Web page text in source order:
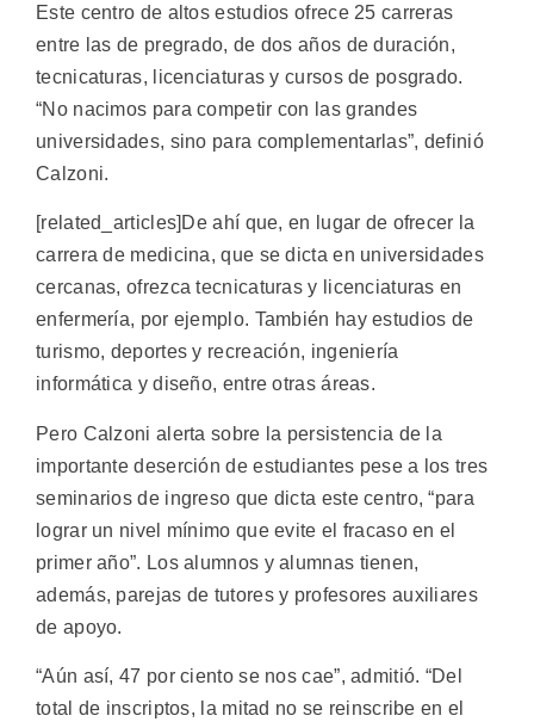
Este centro de altos estudios ofrece 25 carreras
entre las de pregrado, de dos años de duración,
tecnicaturas, licenciaturas y cursos de posgrado.
“No nacimos para competir con las grandes
universidades, sino para complementarlas”, definió
Calzoni.
[related_articles]De ahí que, en lugar de ofrecer la
carrera de medicina, que se dicta en universidades
cercanas, ofrezca tecnicaturas y licenciaturas en
enfermería, por ejemplo. También hay estudios de
turismo, deportes y recreación, ingeniería
informática y diseño, entre otras áreas.
Pero Calzoni alerta sobre la persistencia de la
importante deserción de estudiantes pese a los tres
seminarios de ingreso que dicta este centro, “para
lograr un nivel mínimo que evite el fracaso en el
primer año”. Los alumnos y alumnas tienen,
además, parejas de tutores y profesores auxiliares
de apoyo.
“Aún así, 47 por ciento se nos cae”, admitió. “Del
total de inscriptos, la mitad no se reinscribe en el